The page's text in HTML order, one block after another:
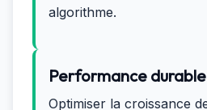
algorithme.
Performance durable
Optimiser la croissance